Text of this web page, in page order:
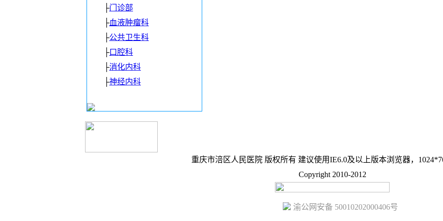
├门诊部
├血液肿瘤科
├公共卫生科
├口腔科
├消化内科
├神经内科
重庆市涪区人民医院 版权所有 建议使用IE6.0及以上版本浏览器，
Copyright 2010-2012
渝公网安备 50010202000406号